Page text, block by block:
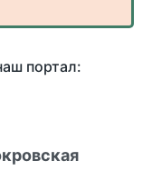
портал: